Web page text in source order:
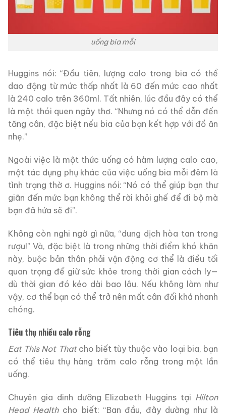
uống bia mỗi
Huggins nói: “Đầu tiên, lượng calo trong bia có thể
dao động từ mức thấp nhất là 60 đến mức cao nhất
là 240 calo trên 360ml. Tất nhiên, lúc đầu đây có thể
là một thói quen ngây thơ. “Nhưng nó có thể dẫn đến
tăng cân, đặc biệt nếu bia của bạn kết hợp với đồ ăn
nhẹ.”
Ngoài việc là một thức uống có hàm lượng calo cao,
một tác dụng phụ khác của việc uống bia mỗi đêm là
tình trạng thờ ơ. Huggins nói: “Nó có thể giúp bạn thư
giãn đến mức bạn không thể rời khỏi ghế để đi bộ mà
bạn đã hứa sẽ đi”.
Không còn nghi ngờ gì nữa, “dung dịch hòa tan trong
rượu!” Và, đặc biệt là trong những thời điểm khó khăn
này, buộc bản thân phải vận động cơ thể là điều tối
quan trọng để giữ sức khỏe trong thời gian cách ly—
dù thời gian đó kéo dài bao lâu. Nếu không làm như
vậy, cơ thể bạn có thể trở nên mất cân đối khá nhanh
chóng.
Tiêu thụ nhiều calo rỗng
Eat This Not That cho biết tùy thuộc vào loại bia, bạn
có thể tiêu thụ hàng trăm calo rỗng trong một lần
uống.
Chuyên gia dinh dưỡng Elizabeth Huggins tại Hilton
Head Healthcho biết: “Ban đầu, đây dường như là